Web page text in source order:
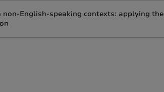
non-English-speaking contexts: applying the